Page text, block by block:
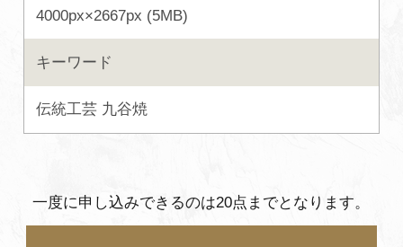
プライバシーポリシー
4000px×2667px (5MB)
キーワード
伝統工芸 九谷焼
一度に申し込みできるのは20点までとなります。